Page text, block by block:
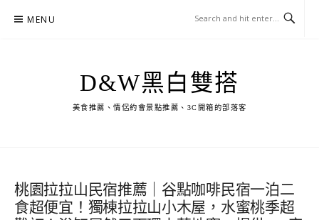
MENU
D&W黑白雙搭
美食推薦、情侶約會景點推薦、3C開箱的部落客
桃園拉拉山民宿推薦｜谷點咖啡民宿一泊二
食超便宜！獨棟拉拉山小木屋，水蜜桃季超